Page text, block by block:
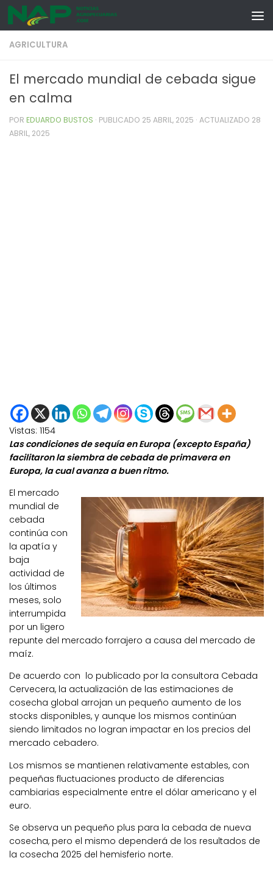
Skip to content
AGRICULTURA
El mercado mundial de cebada sigue
en calma
POR EDUARDO BUSTOS · PUBLICADO 25 ABRIL, 2025 · ACTUALIZADO 28
ABRIL, 2025
Vistas: 1154
Las condiciones de sequía en Europa (excepto España)
facilitaron la siembra de cebada de primavera en
Europa, la cual avanza a buen ritmo.
El mercado
mundial de
cebada
continúa con
la apatía y
baja
actividad de
los últimos
meses, solo
interrumpida
por un ligero
repunte del mercado forrajero a causa del mercado de
maíz.
De acuerdo con lo publicado por la consultora Cebada
Cervecera, la actualización de las estimaciones de
cosecha global arrojan un pequeño aumento de los
stocks disponibles, y aunque los mismos continúan
siendo limitados no logran impactar en los precios del
mercado cebadero.
Los mismos se mantienen relativamente estables, con
pequeñas fluctuaciones producto de diferencias
cambiarias especialmente entre el dólar americano y el
euro.
Se observa un pequeño plus para la cebada de nueva
cosecha, pero el mismo dependerá de los resultados de
la cosecha 2025 del hemisferio norte.